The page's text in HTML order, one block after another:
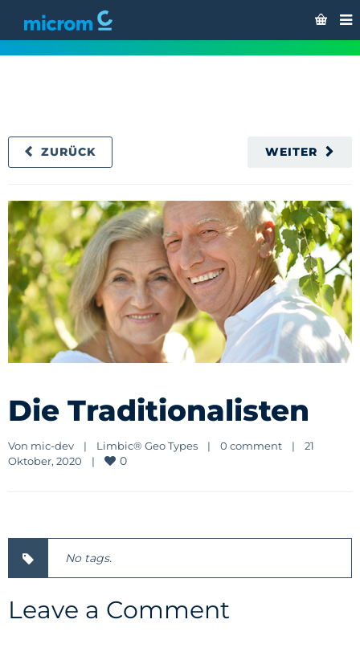
Die Traditionalisten
WEITER
ZURÜCK
Die Traditionalisten
Von mic-dev | Limbic® Geo Types | 0 comment |
21
Oktober, 2020 | 0
No tags.
Leave a Comment